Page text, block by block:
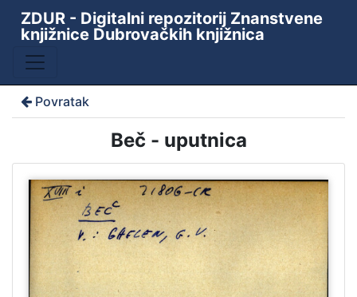
ZDUR - Digitalni repozitorij Znanstvene
knjižnice Dubrovačkih knjižnica
Povratak
Beč - uputnica